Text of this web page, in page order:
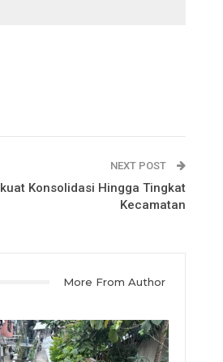
NEXT POST
Konsolidasi Hingga Tingkat
Kecamatan
More From Author